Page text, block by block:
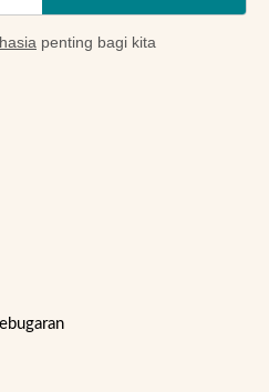
penting bagi kita